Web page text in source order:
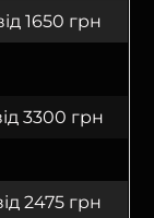
1650 грн
3300 грн
2475 грн